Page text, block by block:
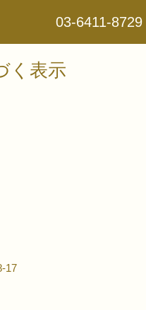
03-6411-8729
く表示
17